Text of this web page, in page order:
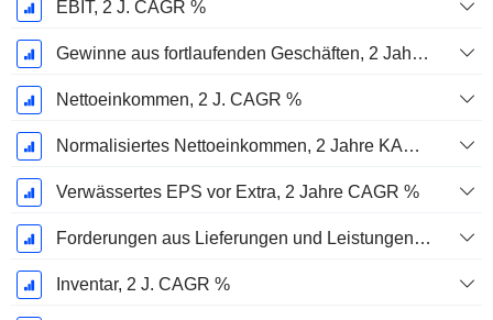
EBIT, 2 J. CAGR %
Gewinne aus fortlaufenden Geschäften, 2 Jahre. CAGR %
Nettoeinkommen, 2 J. CAGR %
Normalisiertes Nettoeinkommen, 2 Jahre KAGR %
Verwässertes EPS vor Extra, 2 Jahre CAGR %
Forderungen aus Lieferungen und Leistungen, 2 J. CAGR %
Inventar, 2 J. CAGR %